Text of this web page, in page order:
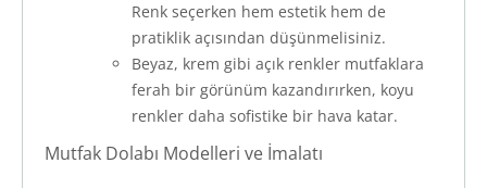
Renk seçerken hem estetik hem de
pratiklik açısından düşünmelisiniz.
Beyaz, krem gibi açık renkler mutfaklara
ferah bir görünüm kazandırırken, koyu
renkler daha sofistike bir hava katar.
Mutfak Dolabı Modelleri ve İmalatı